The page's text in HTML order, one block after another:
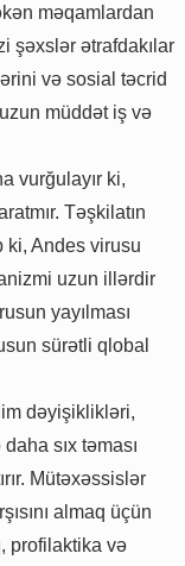
məqamlardan
şəxslər ətrafdakılar
və sosial təcrid
müddət iş və
vurğulayır ki,
Təşkilatın
ki, Andes virusu
uzun illərdir
yayılması
sürətli qlobal
dəyişiklikləri,
sıx təması
Mütəxəssislər
almaq üçün
profilaktika və